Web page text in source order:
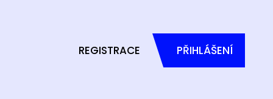
REGISTRACE PŘIHLÁŠENÍ